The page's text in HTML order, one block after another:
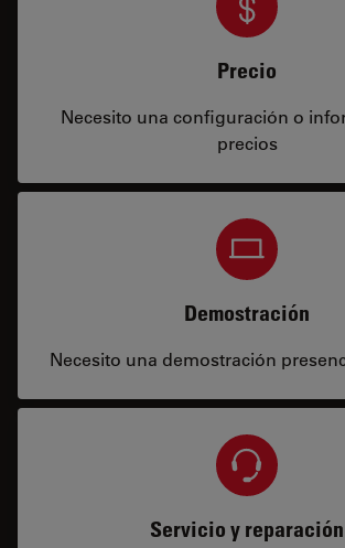
Precio
Necesito una configuración o
precios
Demostración
Necesito una demostración
Servicio y reparación